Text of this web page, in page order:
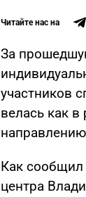
Читайте нас на
За
участников
велась как
Как сообщил
центра